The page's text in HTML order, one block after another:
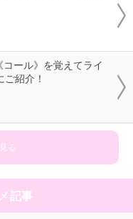
ール》を覚えてライ
紹介！
る
記事